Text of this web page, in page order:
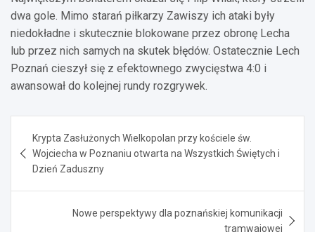
dwa gole. Mimo starań piłkarzy Zawiszy ich ataki były
niedokładne i skutecznie blokowane przez obronę Lecha
lub przez nich samych na skutek błędów. Ostatecznie Lech
Poznań cieszył się z efektownego zwycięstwa 4:0 i
awansował do kolejnej rundy rozgrywek.
wpisu
Krypta Zasłużonych Wielkopolan przy kościele św.
Wojciecha w Poznaniu otwarta na Wszystkich Świętych i
Dzień Zaduszny
Nowe perspektywy dla poznańskiej komunikacji
tramwajowej